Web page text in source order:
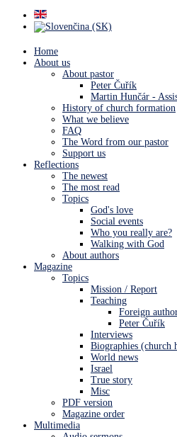
Home
About us
About pastor
Peter Čuřík
Martin Hunčár -
History of church formation
What we believe
FAQ
The Word from our pastor
Support us
Reflections
The newest
The most read
Topics
God's love
Social events
Who you really are?
Walking with God
About authors
Magazine
Topics
Mission / Report
Teaching
Foreign
Peter Čuřík
Interviews
Biographies (church
World news
Israel
True story
Misc
PDF version
Magazine order
Multimedia